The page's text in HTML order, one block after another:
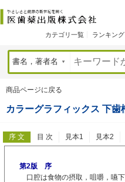
カテゴリ一覧 ランキング
商品ページに戻る
カラーグラフィックス 下
序 文 目 次 見本1 見本2
第2版 序
口腔は食物の摂取，咀嚼，嚥